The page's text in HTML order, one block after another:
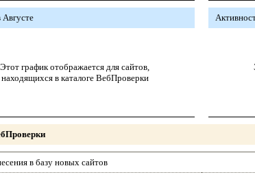
Этот график отображается для сайтов,
находящихся в каталоге ВебПроверки
в базу новых сайтов